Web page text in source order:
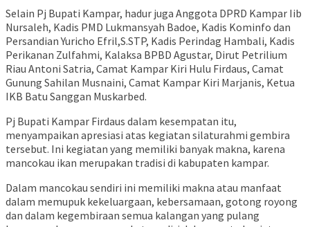
Selain Pj Bupati Kampar, hadur juga Anggota DPRD Kampar Iib
Nursaleh, Kadis PMD Lukmansyah Badoe, Kadis Kominfo dan
Persandian Yuricho Efril,S.STP, Kadis Perindag Hambali, Kadis
Perikanan Zulfahmi, Kalaksa BPBD Agustar, Dirut Petrilium
Riau Antoni Satria, Camat Kampar Kiri Hulu Firdaus, Camat
Gunung Sahilan Musnaini, Camat Kampar Kiri Marjanis, Ketua
IKB Batu Sanggan Muskarbed.
Pj Bupati Kampar Firdaus dalam kesempatan itu,
menyampaikan apresiasi atas kegiatan silaturahmi gembira
tersebut. Ini kegiatan yang memiliki banyak makna, karena
mancokau ikan merupakan tradisi di kabupaten kampar.
Dalam mancokau sendiri ini memiliki makna atau manfaat
dalam memupuk kekeluargaan, kebersamaan, gotong royong
dan dalam kegembiraan semua kalangan yang pulang